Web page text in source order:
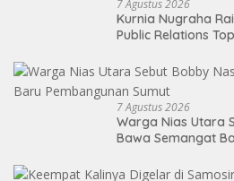
7 Agustus 2026
Kurnia Nugraha
Public Relations
7 Agustus 2026
Warga Nias Utara
Bawa Semangat